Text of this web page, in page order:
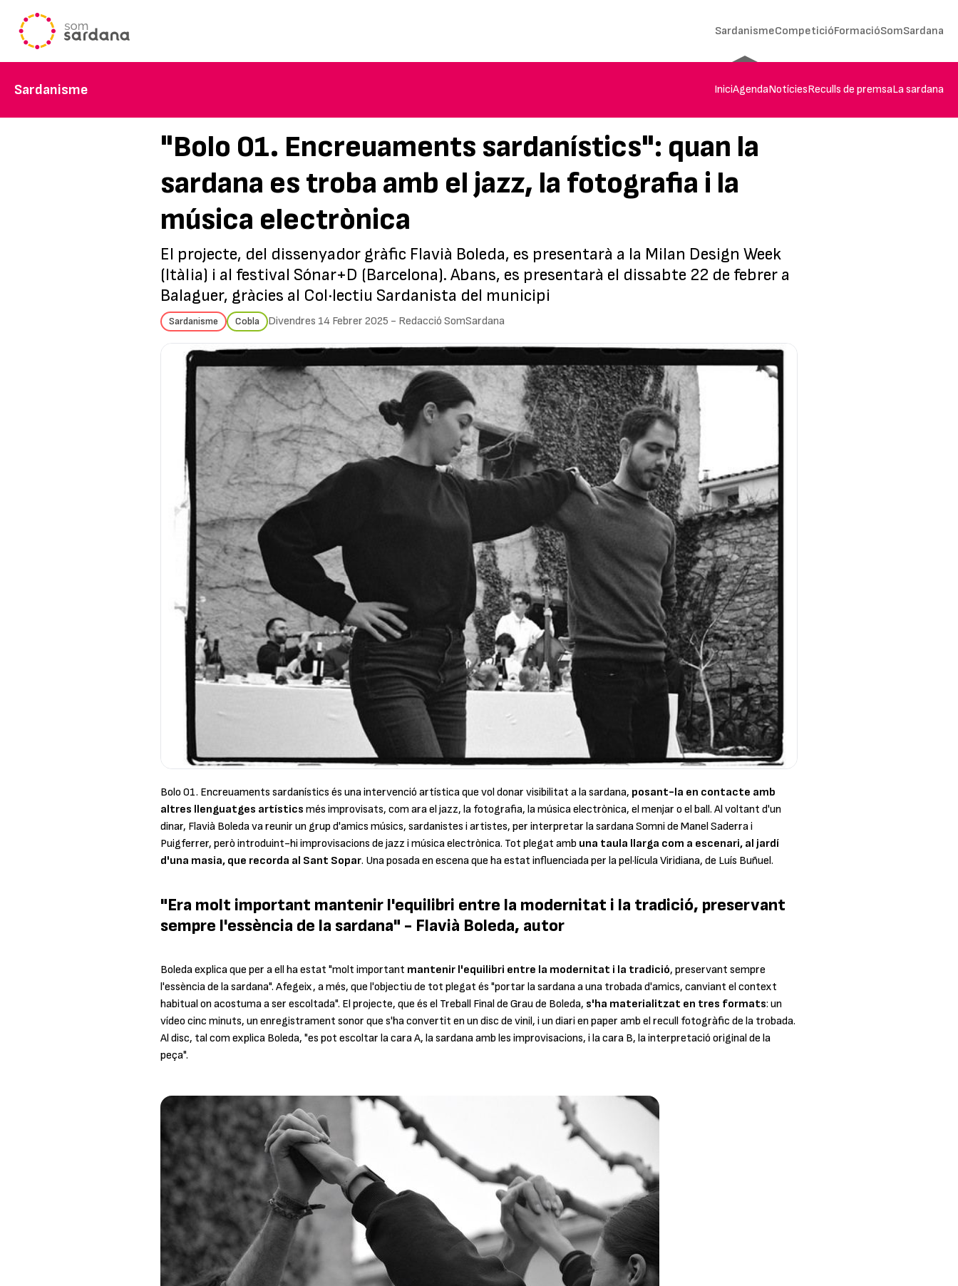
SardanismeCompeticióFormacióSomSardana
Sardanisme IniciAgendaNotíciesReculls de premsaLa sardana
"Bolo 01. Encreuaments sardanístics": quan la
sardana es troba amb el jazz, la fotografia i la
música electrònica
El projecte, del dissenyador gràfic Flavià Boleda, es presentarà a la Milan Design Week
(Itàlia) i al festival Sónar+D (Barcelona). Abans, es presentarà el dissabte 22 de febrer a
Balaguer, gràcies al Col·lectiu Sardanista del municipi
Sardanisme Cobla Divendres 14 Febrer 2025 - Redacció SomSardana
Bolo 01. Encreuaments sardanístics és una intervenció artística que vol donar visibilitat a la sardana, posant-la en contacte amb
altres llenguatges artístics més improvisats, com ara el jazz, la fotografia, la música electrònica, el menjar o el ball. Al voltant d'un
dinar, Flavià Boleda va reunir un grup d'amics músics, sardanistes i artistes, per interpretar la sardanaSomnide Manel Saderra i
Puigferrer, però introduint-hi improvisacions de jazz i música electrònica. Tot plegat amb una taula llarga com a escenari, al jardí
d'una masia, que recorda al Sant Sopar. Una posada en escena que ha estat influenciada per la pel·lículaViridiana, de Luís Buñuel.
"Era molt important mantenir l'equilibri entre la modernitat i la tradició, preservant
sempre l'essència de la sardana" - Flavià Boleda, autor
Boleda explica que per a ell ha estat "molt important mantenir l'equilibri entre la modernitat i la tradició, preservant sempre
l'essència de la sardana". Afegeix, a més, que l'objectiu de tot plegat és "portar la sardana a una trobada d'amics, canviant el context
habitual on acostuma a ser escoltada". El projecte, que és el Treball Final de Grau de Boleda, s'ha materialitzat en tres formats: un
vídeo cinc minuts, un enregistrament sonor que s'ha convertit en un disc de vinil, i un diari en paper amb el recull fotogràfic de la trobada.
Al disc, tal com explica Boleda, "es pot escoltar la cara A, la sardana amb les improvisacions, i la cara B, la interpretació original de la
peça".